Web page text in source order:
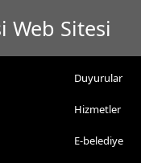
Web Sitesi
Duyurular
Hizmetler
E-belediye